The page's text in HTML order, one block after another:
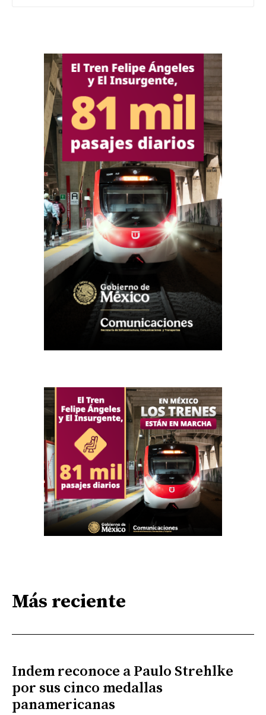
Más reciente
Indem reconoce a Paulo Strehlke
por sus cinco medallas
panamericanas